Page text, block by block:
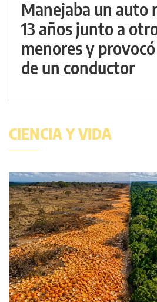
Manejaba un auto
13 años junto a
menores y
de un conductor
CIENCIA Y VIDA